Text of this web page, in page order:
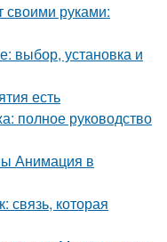
своими руками:
выбор, установка и
есть
полное руководство
Анимация в
связь, которая